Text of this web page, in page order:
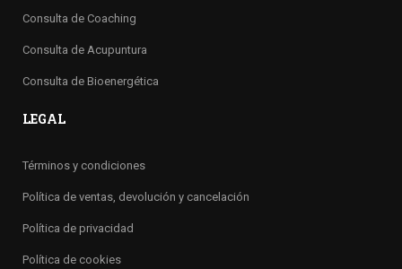
Consulta de Coaching
Consulta de Acupuntura
Consulta de Bioenergética
LEGAL
Términos y condiciones
Política de ventas, devolución y cancelación
Política de privacidad
Política de cookies